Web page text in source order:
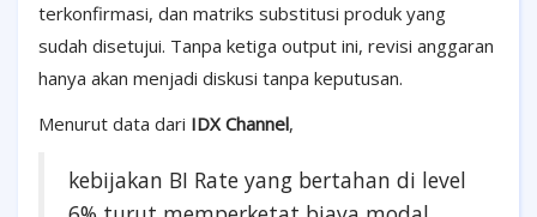
terkonfirmasi, dan matriks substitusi produk yang
sudah disetujui. Tanpa ketiga output ini, revisi anggaran
hanya akan menjadi diskusi tanpa keputusan.
Menurut data dari IDX Channel,
kebijakan BI Rate yang bertahan di level